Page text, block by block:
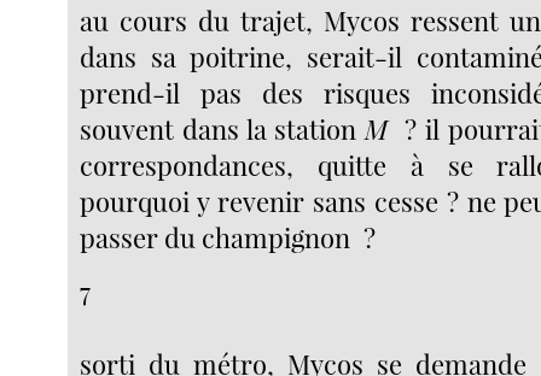
au cours du trajet, Mycos ressent
dans sa poitrine, serait-il
prend-il pas des risques
souvent dans la station M ? il
correspondances, quitte à se
pourquoi y revenir sans cesse ? ne
passer du champignon ?
7
sorti du métro, Mycos se demande